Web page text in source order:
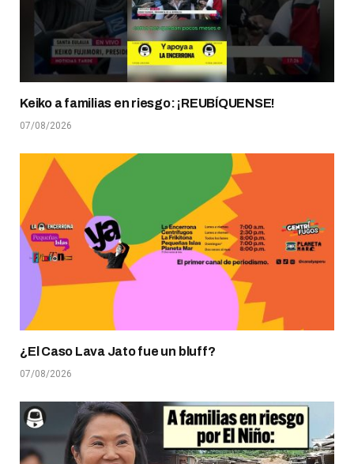
Keiko a familias en riesgo: ¡REUBÍQUENSE!
07/08/2026
¿El Caso Lava Jato fue un bluff?
07/08/2026